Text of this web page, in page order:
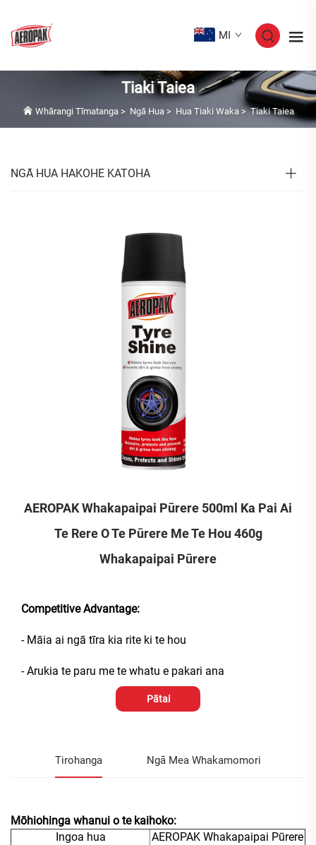
MI
Tiaki Taiea
Whārangi Tīmatanga> Ngā Hua> Hua Tiaki Waka>Tiaki Taiea
NGĀ HUA HAKOHE KATOHA
AEROPAK Whakapaipai Pūrere 500ml Ka Pai Ai
Te Rere O Te Pūrere Me Te Hou 460g
Whakapaipai Pūrere
Competitive Advantage:
- Māia ai ngā tīra kia rite ki te hou
- Arukia te paru me te whatu e pakari ana
Pātai
Tirohanga Ngā Mea Whakamomori
Mōhiohinga whanui o te kaihoko:
Ingoa hua
AEROPAK Whakapaipai Pūrere